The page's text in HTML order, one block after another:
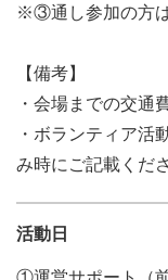
※③通し参加の方
【備考】
・会場までの交通
・ボランティア活
み時にご記載くだ
活動日